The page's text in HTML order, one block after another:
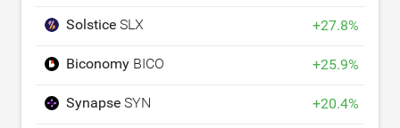
Solstice SLX +27.8%
Biconomy BICO +25.9%
Synapse SYN +20.4%